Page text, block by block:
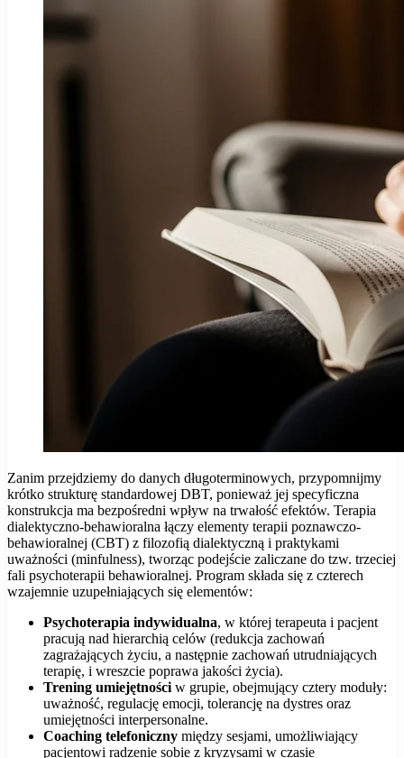
Zanim przejdziemy do danych długoterminowych, przypomnijmy
krótko strukturę standardowej DBT, ponieważ jej specyficzna
konstrukcja ma bezpośredni wpływ na trwałość efektów. Terapia
dialektyczno-behawioralna łączy elementy terapii poznawczo-
behawioralnej (CBT) z filozofią dialektyczną i praktykami
uważności (minfulness), tworząc podejście zaliczane do tzw. trzeciej
fali psychoterapii behawioralnej. Program składa się z czterech
wzajemnie uzupełniających się elementów:
Psychoterapia indywidualna, w której terapeuta i pacjent
pracują nad hierarchią celów (redukcja zachowań
zagrażających życiu, a następnie zachowań utrudniających
terapię, i wreszcie poprawa jakości życia).
Trening umiejętności w grupie, obejmujący cztery moduły:
uważność, regulację emocji, tolerancję na dystres oraz
umiejętności interpersonalne.
Coaching telefoniczny między sesjami, umożliwiający
pacjentowi radzenie sobie z kryzysami w czasie